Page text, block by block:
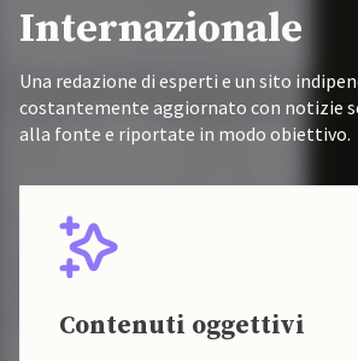
Internazionale
Una redazione di esperti e un sito
costantemente aggiornato con notizie
alla fonte e riportate in modo obiettivo.
Contenuti oggettivi